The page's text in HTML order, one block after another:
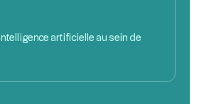
artificielle au sein de